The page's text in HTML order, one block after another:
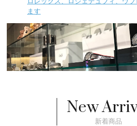
ます
New
新着商品